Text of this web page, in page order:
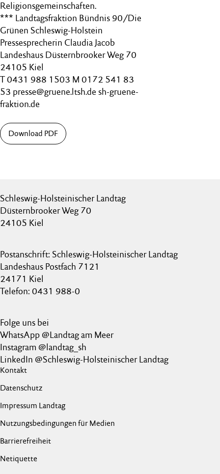
Religionsgemeinschaften.
*** Landtagsfraktion Bündnis 90/Die
Grünen Schleswig-Holstein
Pressesprecherin Claudia Jacob
Landeshaus Düsternbrooker Weg 70
24105 Kiel
T 0431 988 1503 M 0172 541 83
53 presse@gruene.ltsh.de sh-gruene-
fraktion.de
Download PDF
Schleswig-Holsteinischer Landtag
Düsternbrooker Weg 70
24105 Kiel
Postanschrift: Schleswig-Holsteinischer Landtag
Landeshaus Postfach 7121
24171 Kiel
Telefon: 0431 988-0
Folge uns bei
WhatsApp @Landtag am Meer
Instagram @landtag_sh
LinkedIn @Schleswig-Holsteinischer Landtag
Kontakt
Datenschutz
Impressum Landtag
Nutzungsbedingungen für Medien
Barrierefreiheit
Netiquette